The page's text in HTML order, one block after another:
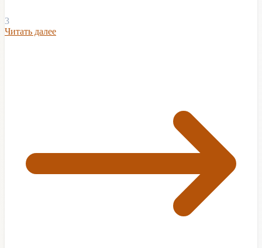
3
Читать далее